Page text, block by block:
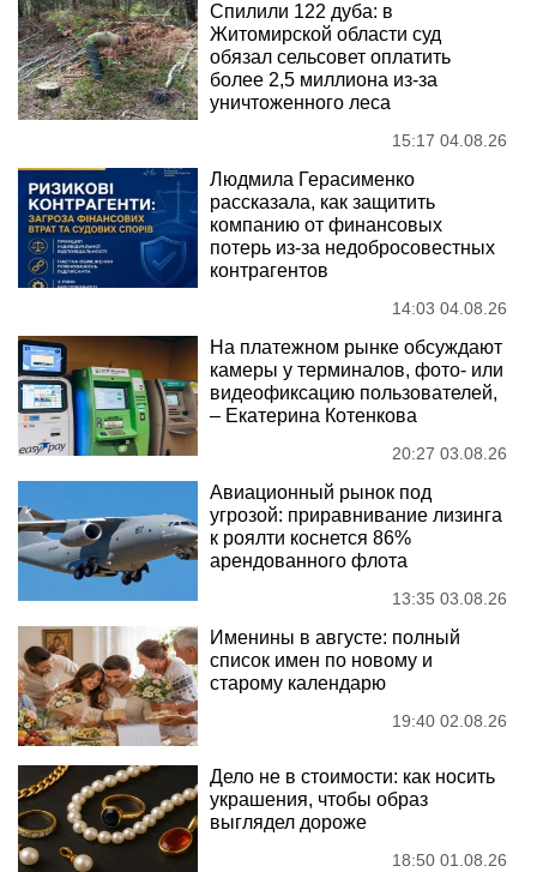
Спилили 122 дуба: в
Житомирской области суд
обязал сельсовет оплатить
более 2,5 миллиона из-за
уничтоженного леса
15:17 04.08.26
Людмила Герасименко
рассказала, как защитить
компанию от финансовых
потерь из-за недобросовестных
контрагентов
14:03 04.08.26
На платежном рынке обсуждают
камеры у терминалов, фото- или
видеофиксацию пользователей,
– Екатерина Котенкова
20:27 03.08.26
Авиационный рынок под
угрозой: приравнивание лизинга
к роялти коснется 86%
арендованного флота
13:35 03.08.26
Именины в августе: полный
список имен по новому и
старому календарю
19:40 02.08.26
Дело не в стоимости: как носить
украшения, чтобы образ
выглядел дороже
18:50 01.08.26